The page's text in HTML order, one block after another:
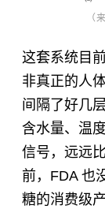
（
这套系统目
非真正的人
间隔了好几
含水量、温
信号，远远
前，FDA 也
糖的消费级产